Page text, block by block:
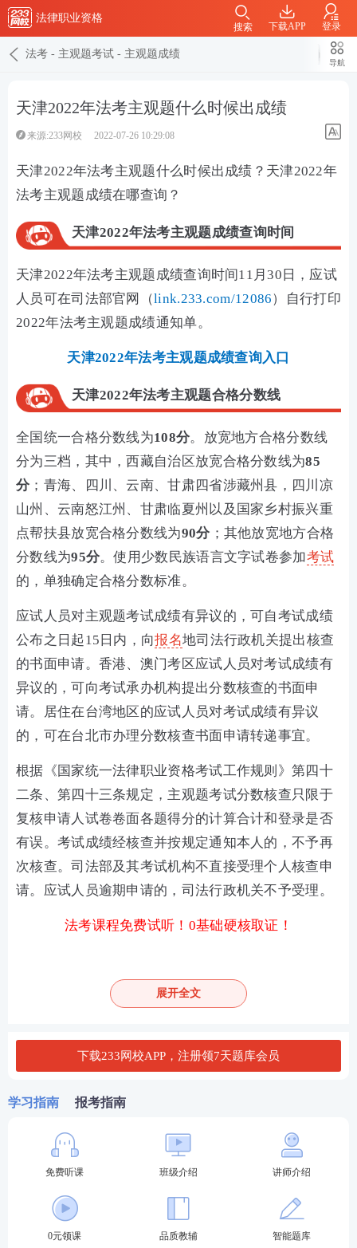
法律职业资格
下载APP 登录
搜索
法考 - 主观题考试 - 主观题成绩
导航
天津2022年法考主观题什么时候出成绩
来源:233网校 2022-07-26 10:29:08
天津2022年法考主观题什么时候出成绩？天津2022年
法考主观题成绩在哪查询？
天津2022年法考主观题成绩查询时间
天津2022年法考主观题成绩查询时间11月30日，应试
人员可在司法部官网（link.233.com/12086）自行打印
2022年法考主观题成绩通知单。
天津2022年法考主观题成绩查询入口
天津2022年法考主观题合格分数线
全国统一合格分数线为108分。放宽地方合格分数线
分为三档，其中，西藏自治区放宽合格分数线为85
分 ；青海、四川、云南、甘肃四省涉藏州县，四川凉
山州、云南怒江州、甘肃临夏州以及国家乡村振兴重
点帮扶县放宽合格分数线为90分 ；其他放宽地方合格
分数线为95分。使用少数民族语言文字试卷参加考试
的，单独确定合格分数标准。
应试人员对主观题考试成绩有异议的，可自考试成绩
公布之日起15日内，向报名地司法行政机关提出核查
的书面申请。香港、澳门考区应试人员对考试成绩有
异议的，可向考试承办机构提出分数核查的书面申
请。居住在台湾地区的应试人员对考试成绩有异议
的，可在台北市办理分数核查书面申请转递事宜。
根据《国家统一法律职业资格考试工作规则》第四十
二条、第四十三条规定，主观题考试分数核查只限于
复核申请人试卷卷面各题得分的计算合计和登录是否
有误。考试成绩经核查并按规定通知本人的，不予再
次核查。司法部及其考试机构不直接受理个人核查申
请。应试人员逾期申请的，司法行政机关不予受理。
法考课程免费试听！0基础硬核取证！
展开全文
下载233网校APP，注册领7天题库会员
学习指南 报考指南
免费听课 班级介绍 讲师介绍
0元领课 品质教辅 智能题库